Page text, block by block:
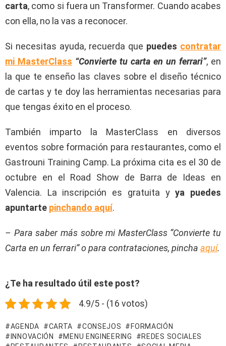
carta, como si fuera un Transformer. Cuando acabes
con ella, no la vas a reconocer.
Si necesitas ayuda, recuerda que puedes contratar
mi MasterClass “Convierte tu carta en un ferrari”, en
la que te enseño las claves sobre el diseño técnico
de cartas y te doy las herramientas necesarias para
que tengas éxito en el proceso.
También imparto la MasterClass en diversos
eventos sobre formación para restaurantes, como el
Gastrouni Training Camp. La próxima cita es el 30 de
octubre en el Road Show de Barra de Ideas en
Valencia. La inscripción es gratuita yya puedes
apuntarte pinchando aquí.
– Para saber más sobre mi MasterClass “Convierte tu
Carta en un ferrari” o para contrataciones, pincha aquí.
¿Te ha resultado útil este post?
4.9/5 - (16 votos)
AGENDA CARTA CONSEJOS
FORMACIÓN
INNOVACIÓN
MENU ENGINEERING
REDES SOCIALES